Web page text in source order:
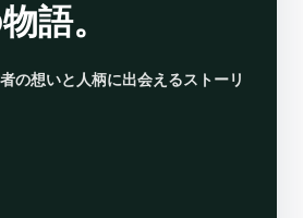
語。
の想いと人柄に出会えるストーリ